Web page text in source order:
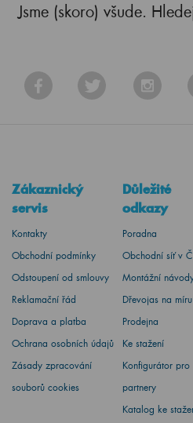
Jsme (skoro) všude.
Zákaznický
servis
Kontakty
Obchodní podmínky
Odstoupení od smlouvy
Reklamační řád
Doprava a platba
Ochrana osobních údajů
Zásady zpracování
souborů cookies
Důležité
odkazy
Poradna
Obchodní síť v
Montážní
Dřevojas na míru
Prodejna
Ke stažení
Konfigurátor pro
partnery
Katalog ke